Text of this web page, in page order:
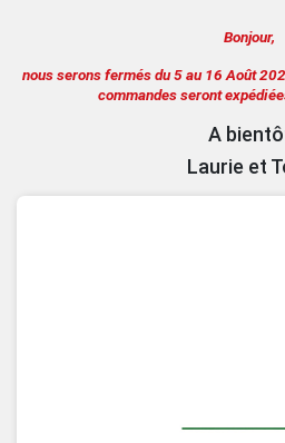
Bonjour,
nous serons fermés du 5 au 16 Août
commandes seront
A
Laurie et